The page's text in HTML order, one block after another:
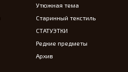
Утюжная тема
Старинный текстиль
СТАТУЭТКИ
Редкие предметы
Архив